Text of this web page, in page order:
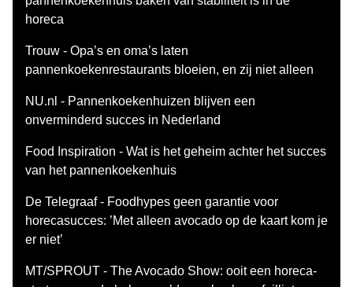
horeca
Trouw - Opa’s en oma’s laten
pannenkoekenrestaurants bloeien, en zij niet alleen
NU.nl - Pannenkoekenhuizen blijven een
onverminderd succes in Nederland
Food Inspiration - Wat is het geheim achter het succes
van het pannenkoekenhuis
De Telegraaf - Foodhypes geen garantie voor
horecasucces: ’Met alleen avocado op de kaart kom je
er niet’
MT/SPROUT - The Avocado Show: ooit een horeca-